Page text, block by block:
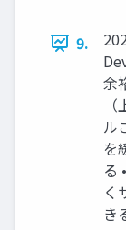
9.
余
ル
を
る
く
き